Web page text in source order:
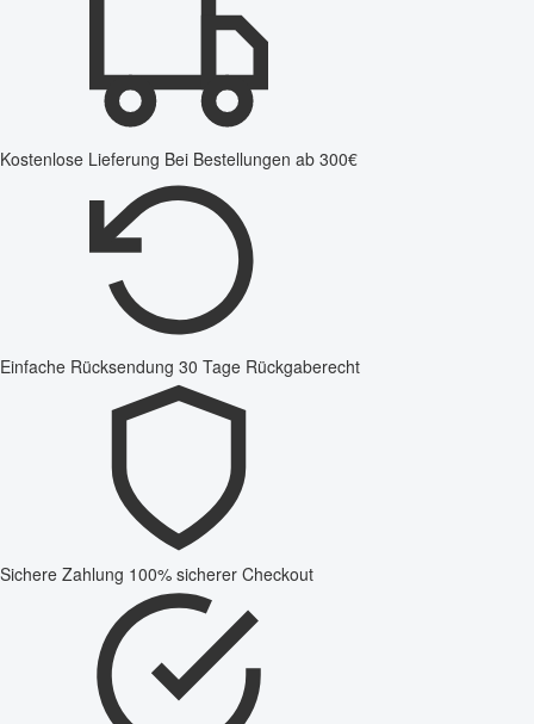
Kostenlose Lieferung Bei Bestellungen ab 300€
Einfache Rücksendung 30 Tage Rückgaberecht
Sichere Zahlung 100% sicherer Checkout